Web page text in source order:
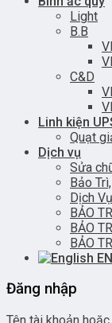
Light
B.B
C&D
Linh kiện
Quạt
Dịch vụ
Sửa
Bảo
Dịch
BẢO
BẢO
BẢO
EN
Đăng nhập